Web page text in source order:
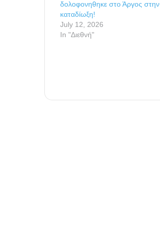
δολοφονηθηκε στο Άργος στην
καταδίωξη!
July 12, 2026
In "Διεθνή"